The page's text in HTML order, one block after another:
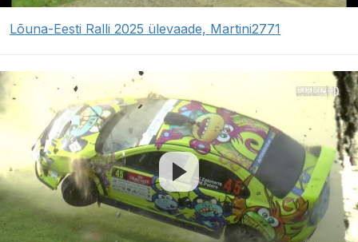
Lõuna-Eesti Ralli 2025 ülevaade, Martini2771